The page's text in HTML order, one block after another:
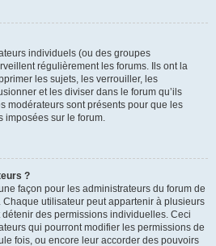
individuels (ou des groupes
régulièrement les forums. Ils ont la
les sujets, les verrouiller, les
et les diviser dans le forum qu’ils
modérateurs sont présents pour que les
imposées sur le forum.
?
façon pour les administrateurs du forum de
utilisateur peut appartenir à plusieurs
des permissions individuelles. Ceci
qui pourront modifier les permissions de
fois, ou encore leur accorder des pouvoirs